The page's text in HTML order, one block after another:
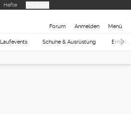
Hefte
Forum Anmelden Menü
Laufevents Schuhe & Ausrüstung